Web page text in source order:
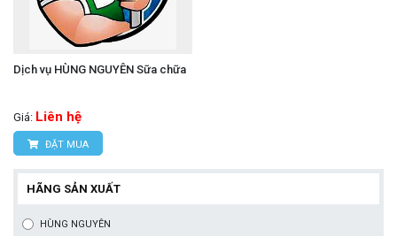
Dịch vụ HÙNG NGUYÊN Sữa chữa
Giá: Liên hệ
ĐẶT MUA
HÃNG SẢN XUẤT
HÙNG NGUYÊN